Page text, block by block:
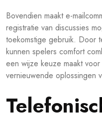
Bovendien maakt e-
registratie van discussies
toekomstige gebruik. Door
kunnen spelers comfort
een wijze keuze maakt
vernieuwende oplossingen